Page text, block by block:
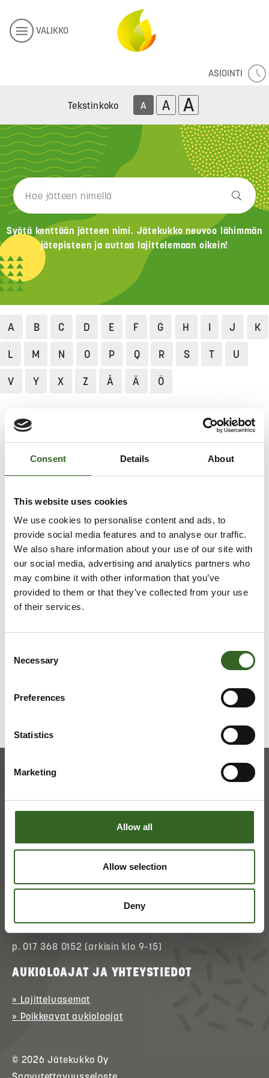
Consent Details About
This website uses cookies
We use cookies to personalise content and ads, to
provide social media features and to analyse our traffic.
We also share information about your use of our site with
our social media, advertising and analytics partners who
may combine it with other information that you’ve
provided to them or that they’ve collected from your use
of their services.
Selection
Necessary
Preferences
Statistics
Marketing
Allow all
Allow selection
Deny
VALIKKO
ASIOINTI
Tekstinkoko A A A
Syötä kenttään jätteen nimi. Jätekukko neuvoo lähimmän
jätepisteen ja auttaa lajittelemaan oikein!
A B C D E F G H I J
K
L
M N O P Q R S T
U
V
Y X Z Å Ä Ö
Lajittelun ABC
VINYYLITUOTTEET
Lajittele pienet vinyyliset tuotteet, kuten
vinyylikäsineet ja äänilevyt sekajätteeseen.
Vie isot ja painavat vinyyliset tuotteet kuten painot,
levyt, lankut, laudat ja laminaatit lajitteluasemalle.
LAJITTELUOHJEET
Tarkista jätelajikohtaiset
ASIAKASPALVELU
p. 017 368 0152 (arkisin klo 9–15)
AUKIOLOAJAT JA YHTEYSTIEDOT
» Lajitteluasemat
» Poikkeavat aukioloajat
© 2026Jätekukko Oy